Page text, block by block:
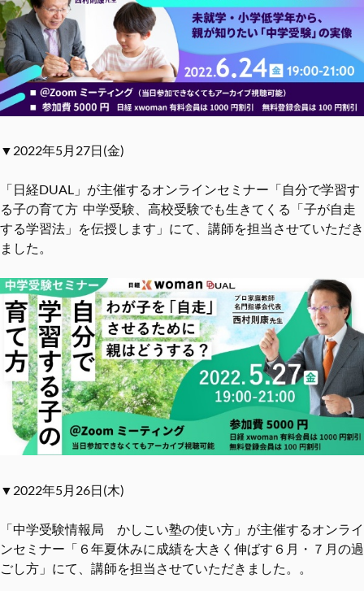
▼2022年5月27日(金)
「日経DUAL」が主催するオンラインセミナー「自分で学習す
る子の育て方 中学受験、高校受験でも生きてくる「子が自走
する学習法」を伝授します」にて、講師を担当させていただき
ました。
▼2022年5月26日(木)
「中学受験情報局 かしこい塾の使い方」が主催するオンライ
ンセミナー「６年夏休みに成績を大きく伸ばす６月・７月の過
ごし方」にて、講師を担当させていただきました。。